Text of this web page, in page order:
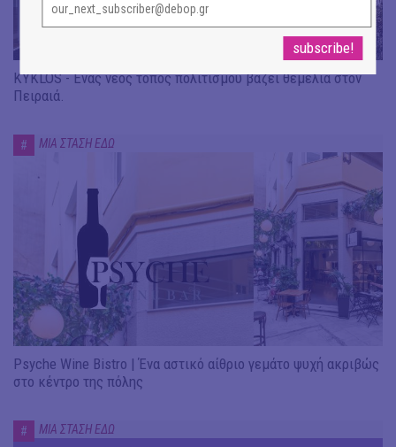
KYKLOS - Ένας νέος τόπος πολιτισμού βάζει θεμέλια στον
Πειραιά.
# ΜΙΑ ΣΤΑΣΗ ΕΔΩ
Psyche Wine Bistro | Ένα αστικό αίθριο γεμάτο ψυχή ακριβώς
στο κέντρο της πόλης
# ΜΙΑ ΣΤΑΣΗ ΕΔΩ